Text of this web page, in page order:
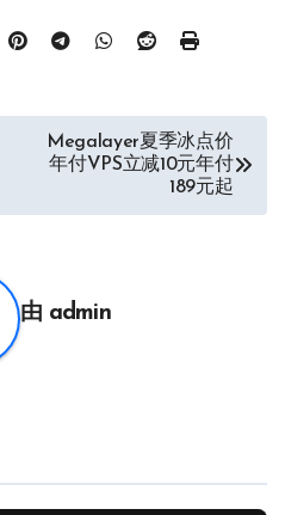
Megalayer夏季冰点价
年付VPS立减10元年付
189元起
由 admin